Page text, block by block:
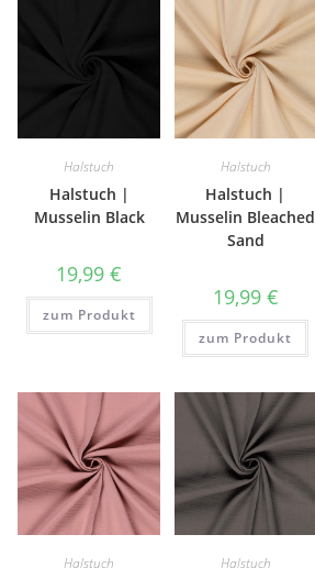
Halstuch
Halstuch |
Musselin Black
19,99€
zum Produkt
Halstuch
Halstuch |
Musselin Bleached
Sand
19,99 €
zum Produkt
Halstuch Halstuch